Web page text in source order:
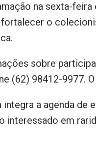
na sexta-feira
fortalecer o
sobre
(62) 98412-9977.
integra a agenda de
interessado em